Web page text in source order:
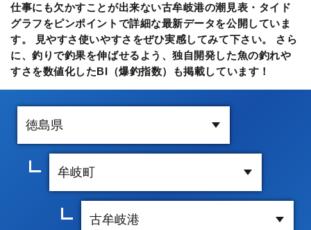
仕事にも欠かすことが出来ない古牟岐港の潮見表・タイド
グラフをピンポイントで詳細な最新データを公開していま
す。 見やすさ使いやすさをぜひ実感してみて下さい。 さら
に、釣りで釣果を伸ばせるよう、独自開発した魚の釣れや
すさを数値化したBI（爆釣指数）も掲載しています！